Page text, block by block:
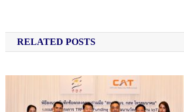
RELATED POSTS